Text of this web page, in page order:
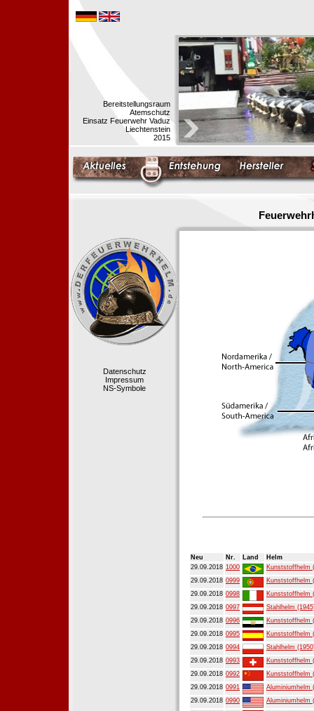
Bereitstellungsraum
Atemschutz
Einsatz Feuerwehr Vaduz
Liechtenstein
2015
Datenschutz
Impressum
NS-Symbole
Neu Nr. Land
Helm
29.09.2018 1000
Kunststoffhelm
29.09.2018 0999
Kunststoffhelm
29.09.2018 0998
Kunststoffhelm
29.09.2018 0997
Stahlhelm
29.09.2018 0996
Kunststoffhelm
29.09.2018 0995
Kunststoffhelm
29.09.2018 0994
Stahlhelm
29.09.2018 0993
Kunststoffhelm
29.09.2018 0992
Kunststoffhelm
29.09.2018 0991
Aluminiumhelm
29.09.2018 0990
Aluminiumhelm